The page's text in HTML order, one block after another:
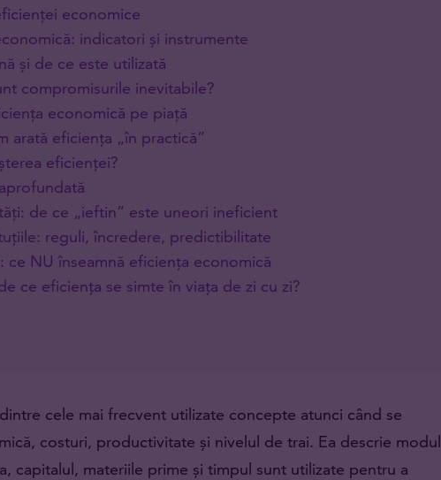
economice
indicatori și instrumente
și de ce este utilizată
compromisurile inevitabile?
economică pe piață
arată eficiența „în practică”
eficienței?
de ce „ieftin” este uneori ineficient
reguli, încredere, predictibilitate
NU înseamnă eficiența economică
ce eficiența se simte în viața de zi cu zi?
cele mai frecvent utilizate concepte atunci când se
costuri, productivitate și nivelul de trai. Ea descrie modul
capitalul, materiile prime și timpul sunt utilizate pentru a